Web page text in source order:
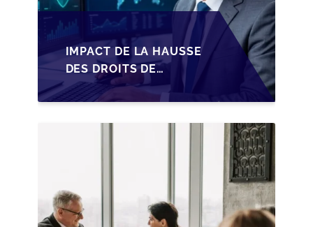
IMPACT DE LA HAUSSE
DES DROITS DE
SUCCESSION EN
WALLONIE SUR LA
TRANSMISSION